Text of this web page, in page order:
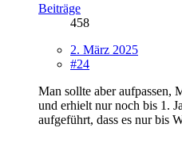
Beiträge
458
2. März 2025
#24
Man sollte aber aufpassen,
und erhielt nur noch bis 1.
aufgeführt, dass es nur bis